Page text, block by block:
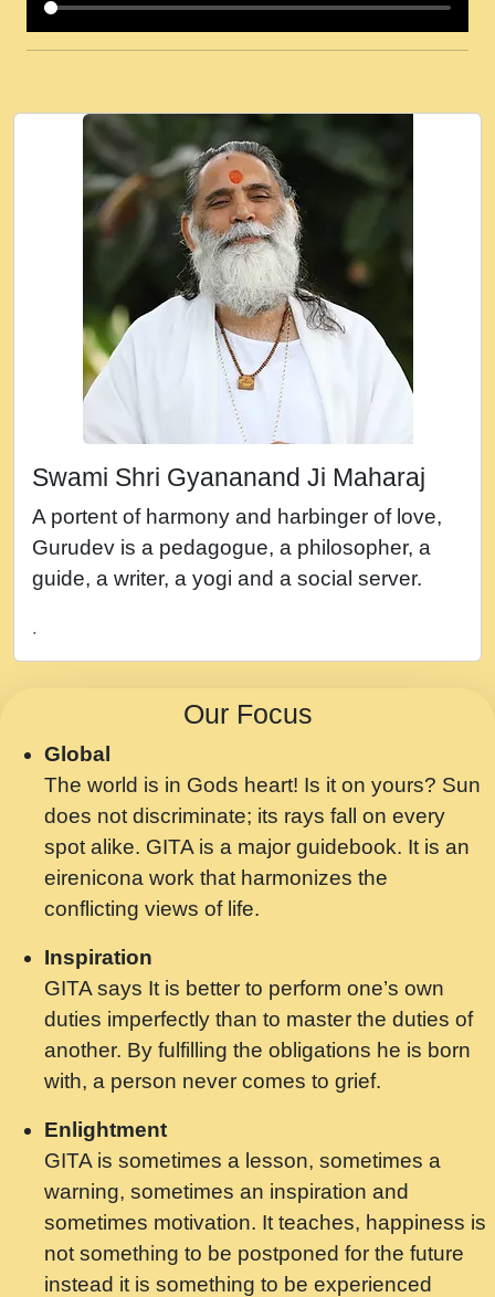
कई पकड क मर हथ र मह वदवन पहच दय! मह जन
Ki - Krishna Bhajan - New Bhajan 2020
#Ishwar Bhakti.mp3
जब से गीता ज्ञान पाया मैं बड़ी मस्ती में हूँ । 2018 -
Rishikesh - Ratan Ji Rasik.mp3
तन हल दल द सनव मड उतत सर रख क, नल रव त
गल लग जव त सर उतत हथ रख द!.mp3
तू कर प्रीतम से प्रीत, यूहीं दिन बीतते जाते हैं ।
2018 - Rishikesh - Swami Gyananand Ji
Maharaj.mp3
न म गवद गपल गद फर, पयर महन न रझद फर! shri
नह भरस रह लडडल... अपन खट करम क !!!! मह दद
सहर चरण क .....mp3
बगड नसब कसन सवर तर बगर Shri ravinandan
shastri ji maharaj.mp3
Chahe Ram Ho Chahe Shyam Ho.mp3
मझ अपन जवन बनन न आय, रठ हर क मनन न आय
Shri ravinandan shastri ji maharaj.mp3
मन अशांत मंत्र जाप - गीता प्रेरणा -Swami
Gyananand Ji Maharaj.mp3
मन बध लय परम वल कगन Special Shyam
Saawariya.mp3
मर गनय न अपरध लडडल शर रध.... Shri
ravinandan shastri ji maharaj.mp3
मेरे मन हरी का ध्यान लगा - भजन भाव - 2018 -
Rishikesh - Swami Gyananand Ji
Maharaj.mp3
यह हसरत तलब ह नकज कमर Yahi Hasraten
Talab Hai Bhav Pravah #bhajan.mp3
लडल ज बल ल क ज न लग Sadhvi Purnima Ji
7.9.2021 जवल नगर दलल #बसर.mp3
Swami Shri Gyananand Ji Maharaj
A portent of harmony and harbinger of love,
Gurudev is a pedagogue, a philosopher, a
guide, a writer, a yogi and a social server.
.
Our Focus
Global
The world is in Gods heart! Is it on yours? Sun
does not discriminate; its rays fall on every
spot alike. GITA is a major guidebook. It is an
eirenicona work that harmonizes the
conflicting views of life.
Inspiration
GITA says It is better to perform one’s own
duties imperfectly than to master the duties of
another. By fulfilling the obligations he is born
with, a person never comes to grief.
Enlightment
GITA is sometimes a lesson, sometimes a
warning, sometimes an inspiration and
sometimes motivation. It teaches, happiness is
not something to be postponed for the future
instead it is something to be experienced